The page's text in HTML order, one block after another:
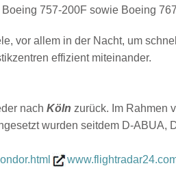
757-200F sowie Boeing
vor allem in der Nacht, um
effizient miteinander.
nach Köln zurück. Im Rahmen
wurden seitdem D-